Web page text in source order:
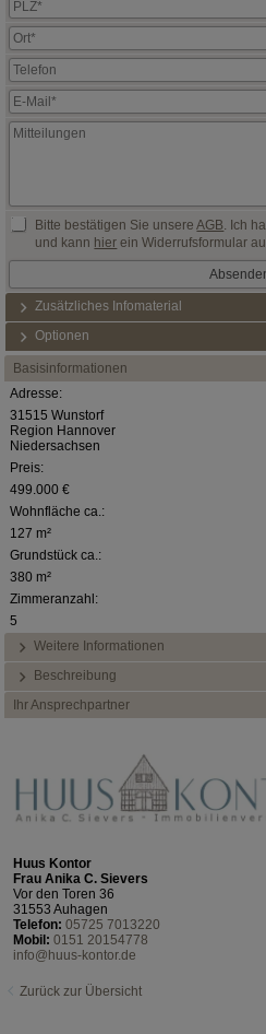
Bitte bestätigen Sie unsereAGB . Ich
und kann hier ein Widerrufsformular
Zusätzliches Infomaterial
Optionen
Basisinformationen
Adresse:
31515 Wunstorf
Region Hannover
Niedersachsen
Preis:
499.000 €
Wohnfläche ca.:
127 m²
Grundstück ca.:
380 m²
Zimmeranzahl:
5
Weitere Informationen
Beschreibung
Ihr Ansprechpartner
Huus Kontor
Frau Anika C. Sievers
Vor den Toren 36
31553 Auhagen
Telefon: 05725 7013220
Mobil: 0151 20154778
info@huus-kontor.de
Zurück zur Übersicht